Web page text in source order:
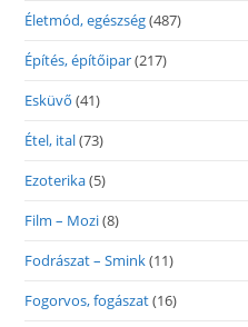
Életmód, egészség(487)
Építés, építőipar(217)
Esküvő (41)
Étel, ital(73)
Ezoterika(5)
Film – Mozi(8)
Fodrászat – Smink(11)
Fogorvos, fogászat(16)